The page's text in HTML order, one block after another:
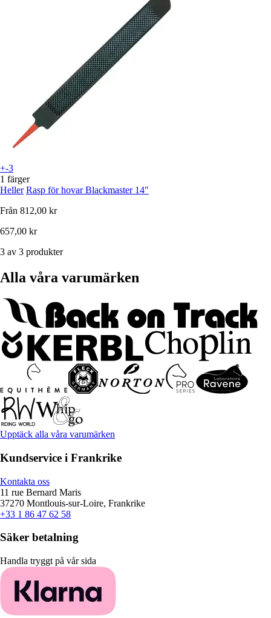
+-3
1 färger
Heller Rasp för hovar Blackmaster 14"
Från 812,00 kr
657,00 kr
3 av 3 produkter
Alla våra varumärken
Upptäck alla våra varumärken
Kundservice i Frankrike
Kontakta oss
11 rue Bernard Maris
37270 Montlouis-sur-Loire, Frankrike
+33 1 86 47 62 58
Säker betalning
Handla tryggt på vår sida